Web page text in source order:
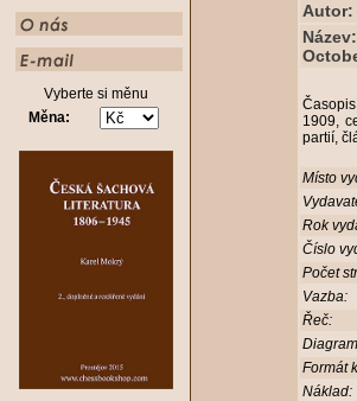
Vyberte si měnu
Měna:
Autor:
1909,
partií,
Místo
Rok
Číslo
Počet
Vazba:
Řeč:
Formát
Náklad: